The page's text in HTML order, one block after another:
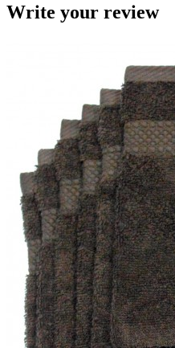
Write your review